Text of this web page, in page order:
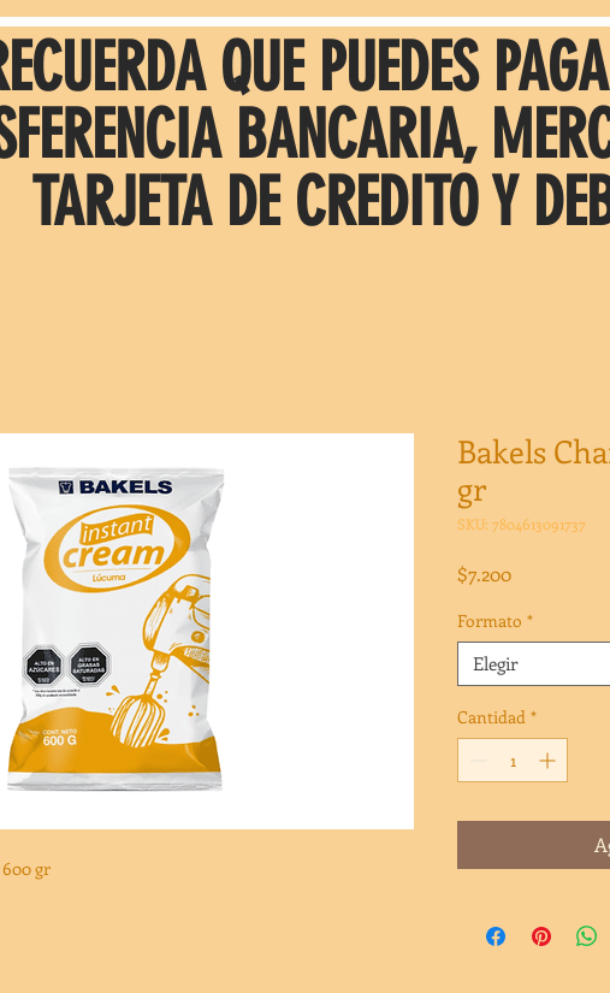
QUE PUEDES
BANCARIA,
TARJETA DE CREDITO Y
gr
Bakels
gr
SKU: 7804613091737
$7.200Precio
Formato *
Elegir
Cantidad *